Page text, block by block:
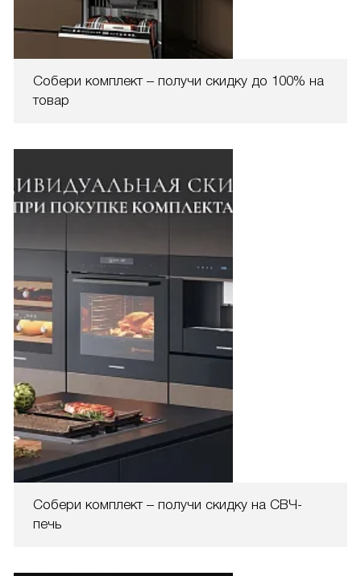
Собери комплект – получи скидку до 100% на
товар
Собери комплект – получи скидку на СВЧ-
печь